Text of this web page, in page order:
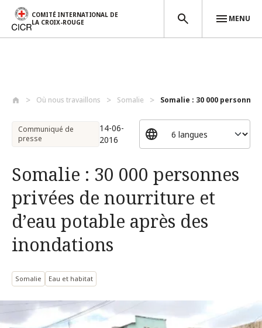
COMITÉ INTERNATIONAL DE
LA CROIX-ROUGE
MENU
Où nous travaillons Somalie Somalie : 30 000
Communiqué de
presse
14-06-
2016
Somalie : 30 000 personnes
privées de nourriture et
d’eau potable après des
inondations
Somalie Eau et habitat